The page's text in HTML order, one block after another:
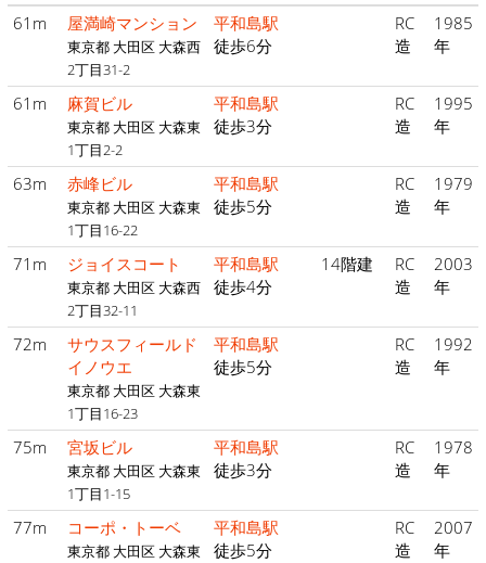
61m
屋満崎マンション
東京都 大田区 大森西
2丁目31-2
平和島駅
徒歩6分
RC
造
1985
年
61m 麻賀ビル
東京都 大田区 大森東
1丁目2-2
平和島駅
徒歩3分
RC
造
1995
年
63m 赤峰ビル
東京都 大田区 大森東
1丁目16-22
平和島駅
徒歩5分
RC
造
1979
年
71m ジョイスコート
東京都 大田区 大森西
2丁目32-11
平和島駅
徒歩4分
14階建
RC
造
2003
年
72m
サウスフィールド
イノウエ
東京都 大田区 大森東
1丁目16-23
平和島駅
徒歩5分
RC
造
1992
年
75m 宮坂ビル
東京都 大田区 大森東
1丁目1-15
平和島駅
徒歩3分
RC
造
1978
年
77m コーポ・トーベ
東京都 大田区 大森東
平和島駅
徒歩5分
RC
造
2007
年